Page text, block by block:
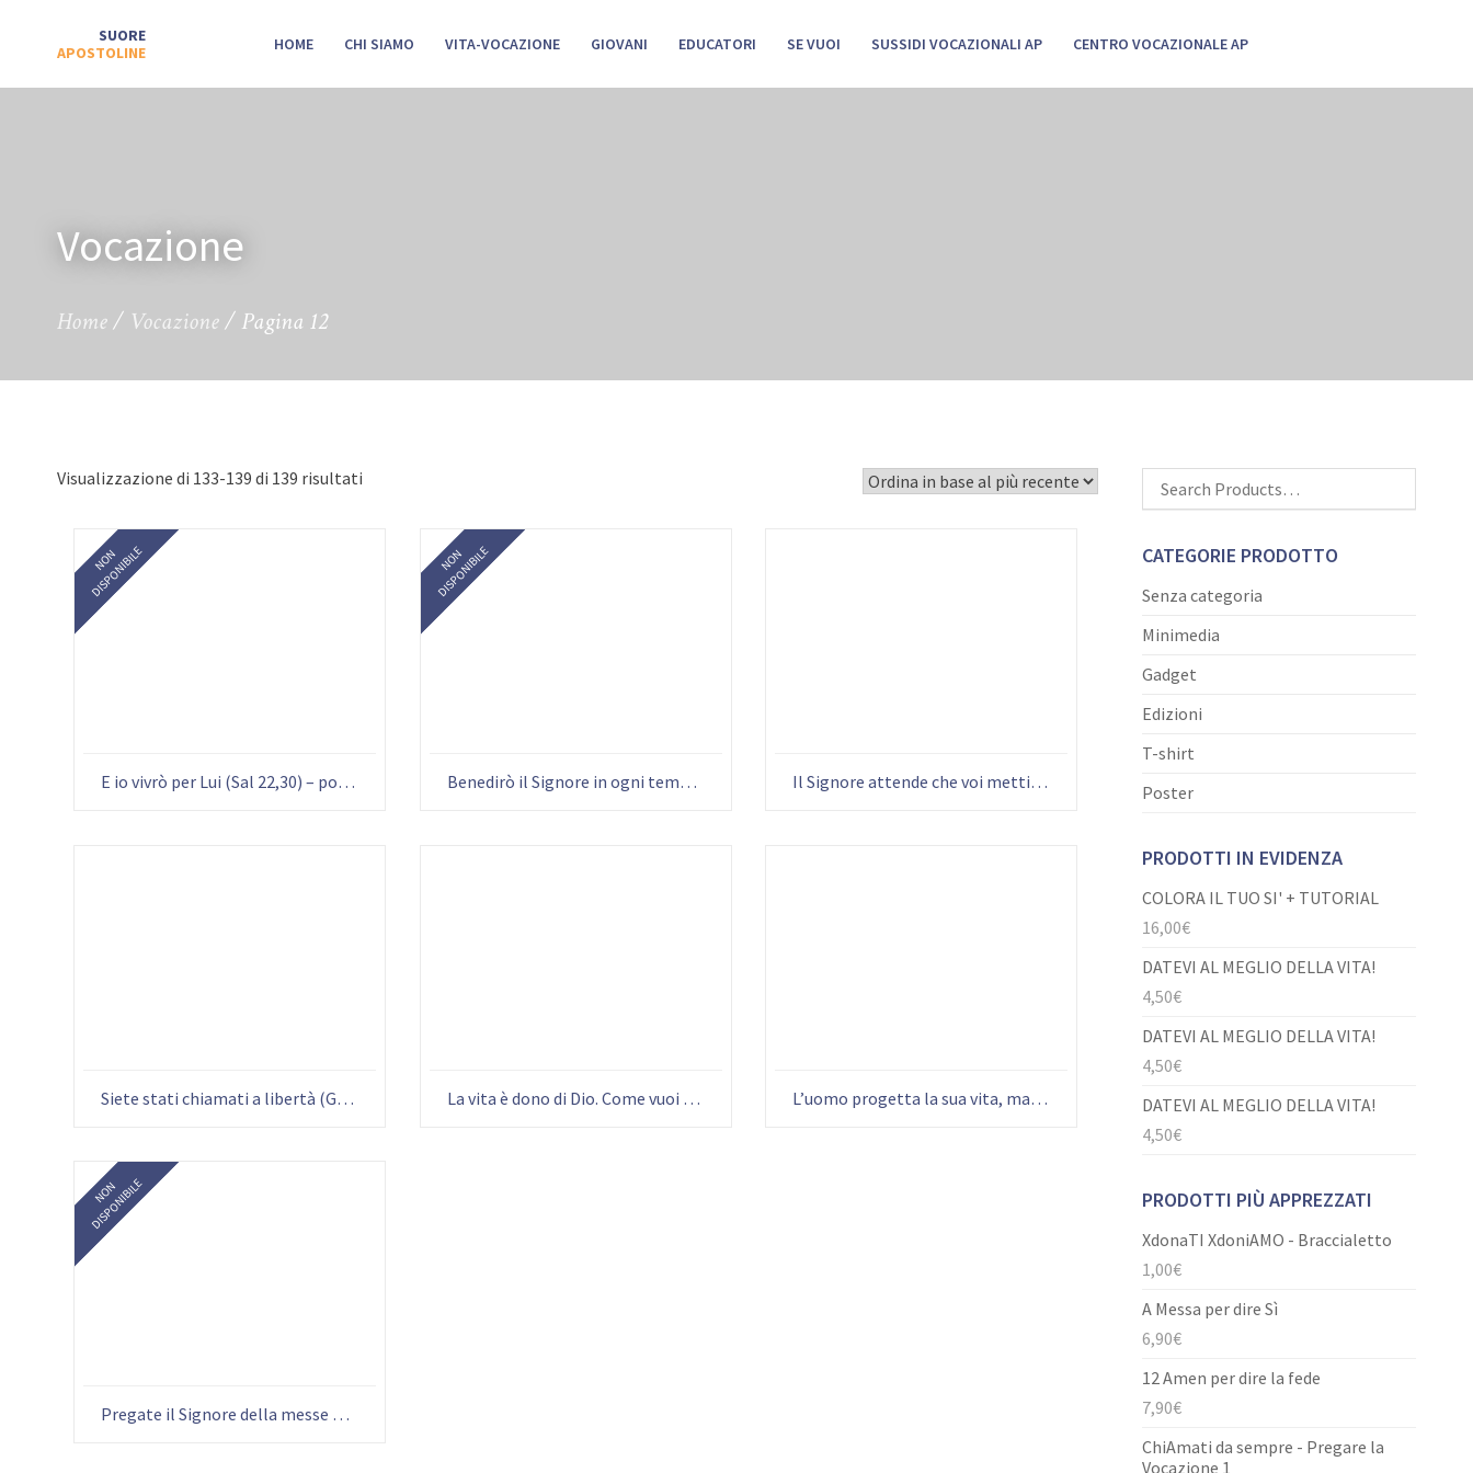
SUORE
APOSTOLINE
HOME CHI SIAMO VITA-VOCAZIONE GIOVANI EDUCATORI SE VUOI SUSSIDI VOCAZIONALI AP CENTRO VOCAZIONALE AP
Vocazione
Home/ Vocazione/ Pagina 12
Visualizzazione di 133-139 di 139 risultati
NON
DISPONIBILE
E io vivrò per Lui (Sal 22,30) – poster 07
NON
DISPONIBILE
Benedirò il Signore in ogni tempo (Sal 34,1) – poster 08 Il Signore attende che voi mettiate la vostra libertà nelle sue mani (Giovanni Paolo II)
Siete stati chiamati a libertà (Gal 5,13) La vita è dono di Dio. Come vuoi usarla? (G. Alberione) L’uomo progetta la sua vita, ma il Signore dirige i suoi passi (Pr 16,9)
NON
DISPONIBILE
Pregate il Signore della messe perché mandi operai nella sua messe – 13
CATEGORIE PRODOTTO
Senza categoria
Minimedia
Gadget
Edizioni
T-shirt
Poster
PRODOTTI IN EVIDENZA
COLORA IL TUO SI' + TUTORIAL
16,00€
DATEVI AL MEGLIO DELLA VITA!
4,50€
DATEVI AL MEGLIO DELLA VITA!
4,50€
DATEVI AL MEGLIO DELLA VITA!
4,50€
PRODOTTI PIÙ APPREZZATI
XdonaTI XdoniAMO - Braccialetto
1,00€
A Messa per dire Sì
6,90€
12 Amen per dire la fede
7,90€
ChiAmati da sempre - Pregare la
Vocazione 1